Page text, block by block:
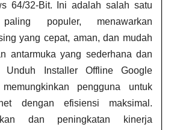
64/32-Bit. Ini adalah salah satu
populer, menawarkan
yang cepat, aman, dan mudah
antarmuka yang sederhana dan
Unduh Installer Offline Google
pengguna untuk
dengan efisiensi maksimal.
dan peningkatan kinerja